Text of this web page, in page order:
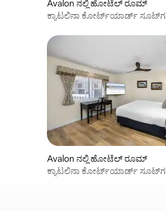
Avalon ನಲ್ಲಿ ಹೋಟೆಲ್ ರೂಮ್
ಕ್ಯಾಟಲಿನಾ ಕೋರ್ಟ್‌ಯಾರ್ಡ್
Avalon ನಲ್ಲಿ ಹೋಟೆಲ್ ರೂಮ್
ಕ್ಯಾಟಲಿನಾ ಕೋರ್ಟ್‌ಯಾರ್ಡ್